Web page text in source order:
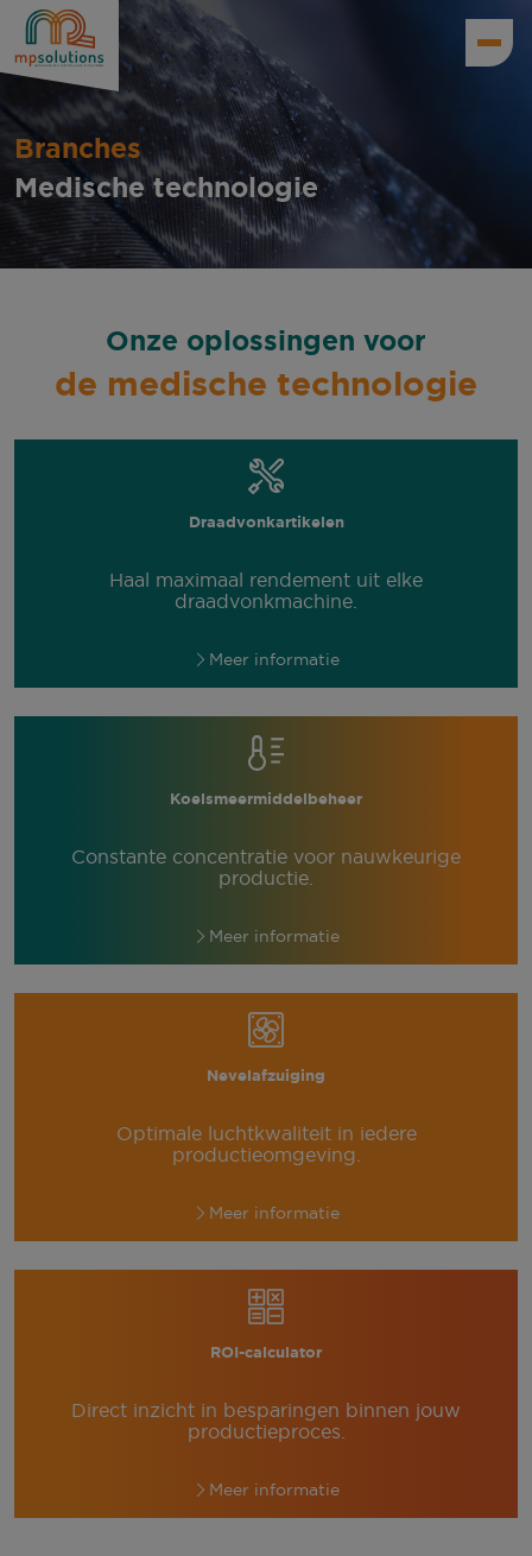
Branches
Medische technologie
Onze oplossingen voor
de medische technologie
Draadvonkartikelen
Haal maximaal rendement uit elke
draadvonkmachine.
Meer informatie
Koelsmeermiddelbeheer
Constante concentratie voor nauwkeurige
productie.
Meer informatie
Nevelafzuiging
Optimale luchtkwaliteit in iedere
productieomgeving.
Meer informatie
ROI-calculator
Direct inzicht in besparingen binnen jouw
productieproces.
Meer informatie